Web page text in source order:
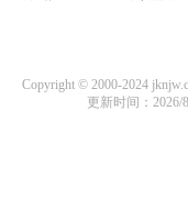
Copyright © 2000-2024
更新时间：2026/